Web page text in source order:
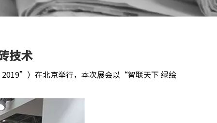
技术
2019”）在北京举行，本次展会以“智联天下 绿绘